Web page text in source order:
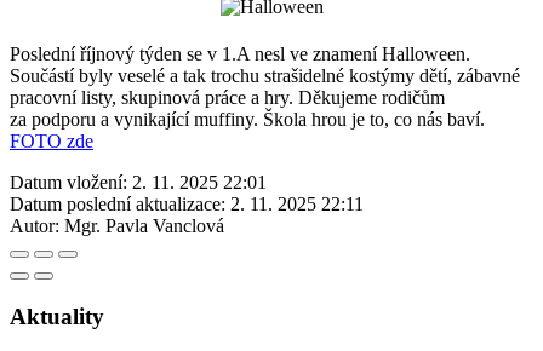
Poslední říjnový týden se v 1.A nesl ve znamení Halloween.
Součástí byly veselé a tak trochu strašidelné kostýmy dětí, zábavné
pracovní listy, skupinová práce a hry. Děkujeme rodičům
za podporu a vynikající muffiny. Škola hrou je to, co nás baví.
FOTO zde
Datum vložení: 2. 11. 2025 22:01
Datum poslední aktualizace: 2. 11. 2025 22:11
Autor: Mgr. Pavla Vanclová
Aktuality